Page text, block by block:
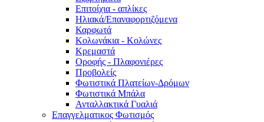
Επιτοίχια - απλίκες
Ηλιακά/Επαναφορτιζόμενα
Καρφωτά
Κολωνάκια - Κολώνες
Κρεμαστά
Οροφής - Πλαφονιέρες
Προβολείς
Φωτιστικά Πλατείων-Δρόμων
Φωτιστικά Μπάλα
Ανταλλακτικά Γυαλιά
Επαγγελματικος Φωτισμός